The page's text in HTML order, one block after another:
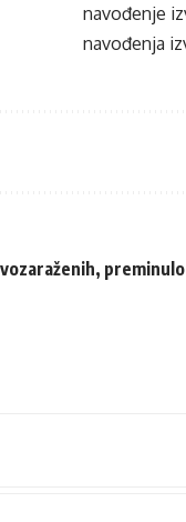
navođenje
navođenja
preminulo